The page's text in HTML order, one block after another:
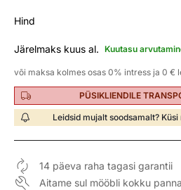
Hind
Järelmaks kuus al. Kuutasu
või maksa kolmes osas 0% intress ja 0 €
PÜSIKLIENDILE
Leidsid mujalt soodsamalt?
14 päeva raha tagasi garantii
Aitame sul mööbli kokku panna